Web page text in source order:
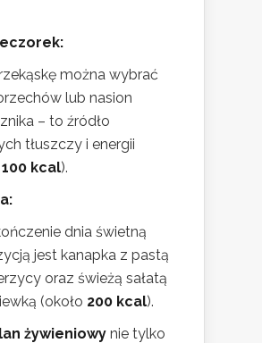
można wybrać
lub nasion
– to źródło
tłuszczy i energii
100 kcal).
dnia świetną
jest kanapka z pastą
oraz świeżą sałatą
(około 200 kcal).
żywieniowy nie tylko